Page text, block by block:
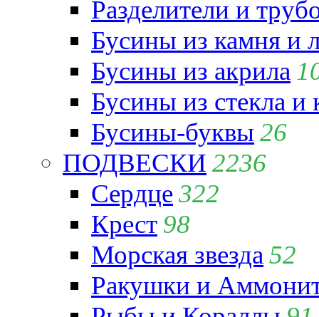
Разделители и
Бусины из камня и
Бусины из акрила
Бусины из стекла и
Бусины-буквы 26
ПОДВЕСКИ 2236
Сердце322
Крест 98
Морская звезда 52
Ракушки и